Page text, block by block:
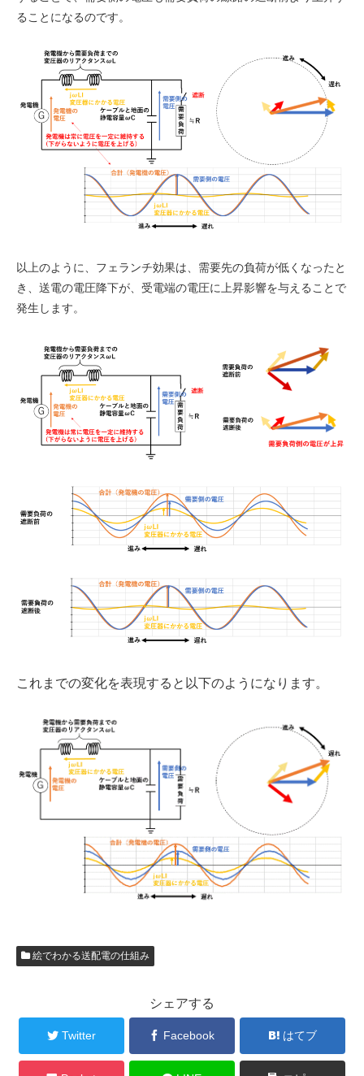
ることになるのです。
以上のように、フェランチ効果は、需要先の負荷が低くなったと
き、送電の電圧降下が、受電端の電圧に上昇影響を与えることで
発生します。
これまでの変化を表現すると以下のようになります。
絵でわかる送配電の仕組み
シェアする
Twitter Facebook はてブ